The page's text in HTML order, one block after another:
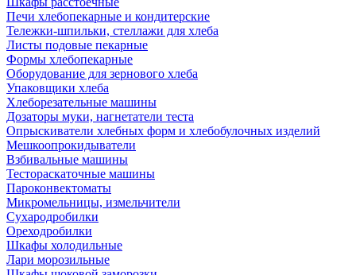
Печи хлебопекарные и кондитерские
Тележки-шпильки, стеллажи для хлеба
Листы подовые пекарные
Формы хлебопекарные
Оборудование для зернового хлеба
Упаковщики хлеба
Хлеборезательные машины
Дозаторы муки, нагнетатели теста
Опрыскиватели хлебных форм и хлебобулочных изделий
Мешкоопрокидыватели
Взбивальные машины
Тестораскаточные машины
Пароконвектоматы
Микромельницы, измельчители
Сухародробилки
Ореходробилки
Шкафы холодильные
Лари морозильные